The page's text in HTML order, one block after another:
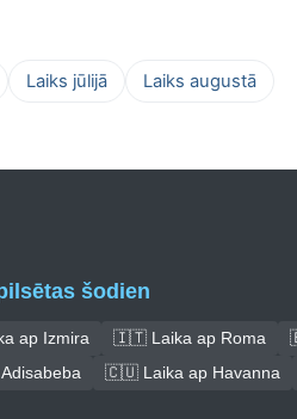
Laiks jūlijā
Laiks augustā
šodien
ap Izmira 🇮🇹 Laika ap Roma
🇨🇺 Laika ap Havanna